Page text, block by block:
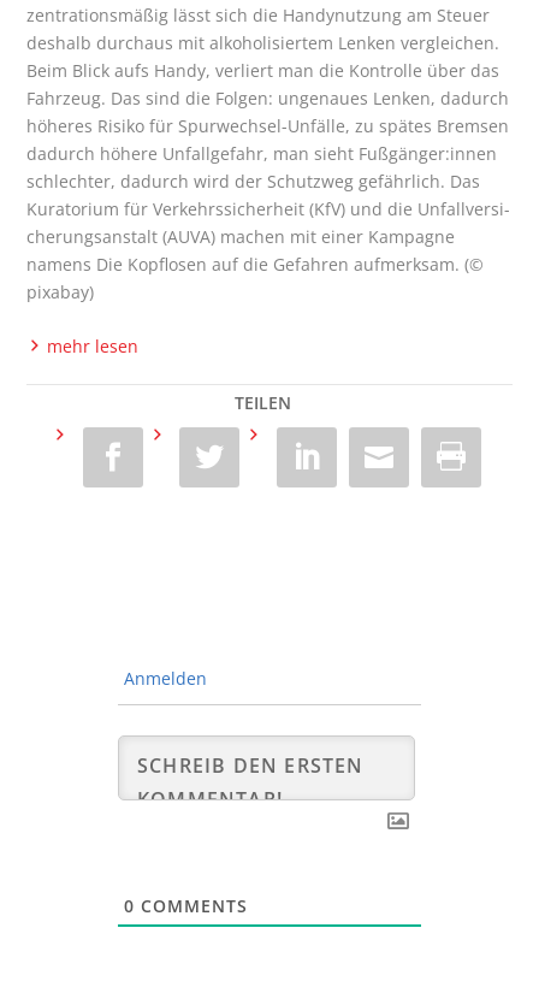
zen­tra­ti­ons­mä­ßig lässt sich die Han­dy­nut­zung am Steu­er
des­halb durch­aus mit alko­ho­li­sier­tem Len­ken ver­glei­chen.
Beim Blick aufs Han­dy, ver­liert man die Kon­trol­le über das
Fahr­zeug. Das sind die Fol­gen: unge­nau­es Len­ken, dadurch
höhe­res Risi­ko für Spur­wech­sel-Unfäl­le, zu spä­tes Brem­sen
dadurch höhe­re Unfall­ge­fahr, man sieht Fußgänger:innen
schlech­ter, dadurch wird der Schutz­weg gefähr­lich. Das
Kura­to­ri­um für Ver­kehrs­si­cher­heit (KfV) und die Unfall­ver­si­
che­rungs­an­stalt (AUVA) machen mit einer Kam­pa­gne
namens Die Kopf­lo­sen auf die Gefah­ren auf­merk­sam. (©
pixabay)
mehr lesen
TEILEN
Anmelden
0 COMMENTS